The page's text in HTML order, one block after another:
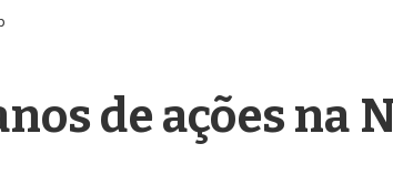
de ações na